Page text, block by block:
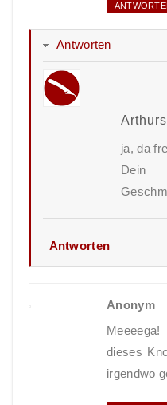
Antworten
ja, da
Antworten
Anonym
dieses
irgendwo